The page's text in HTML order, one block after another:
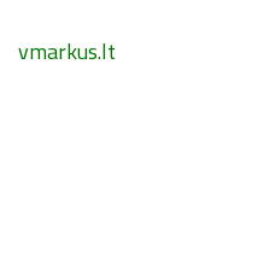
vmarkus.lt